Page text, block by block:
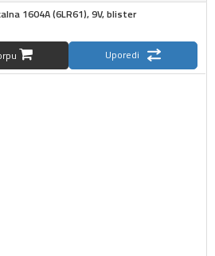
1604A (6LR61), 9V, blister
Uporedi